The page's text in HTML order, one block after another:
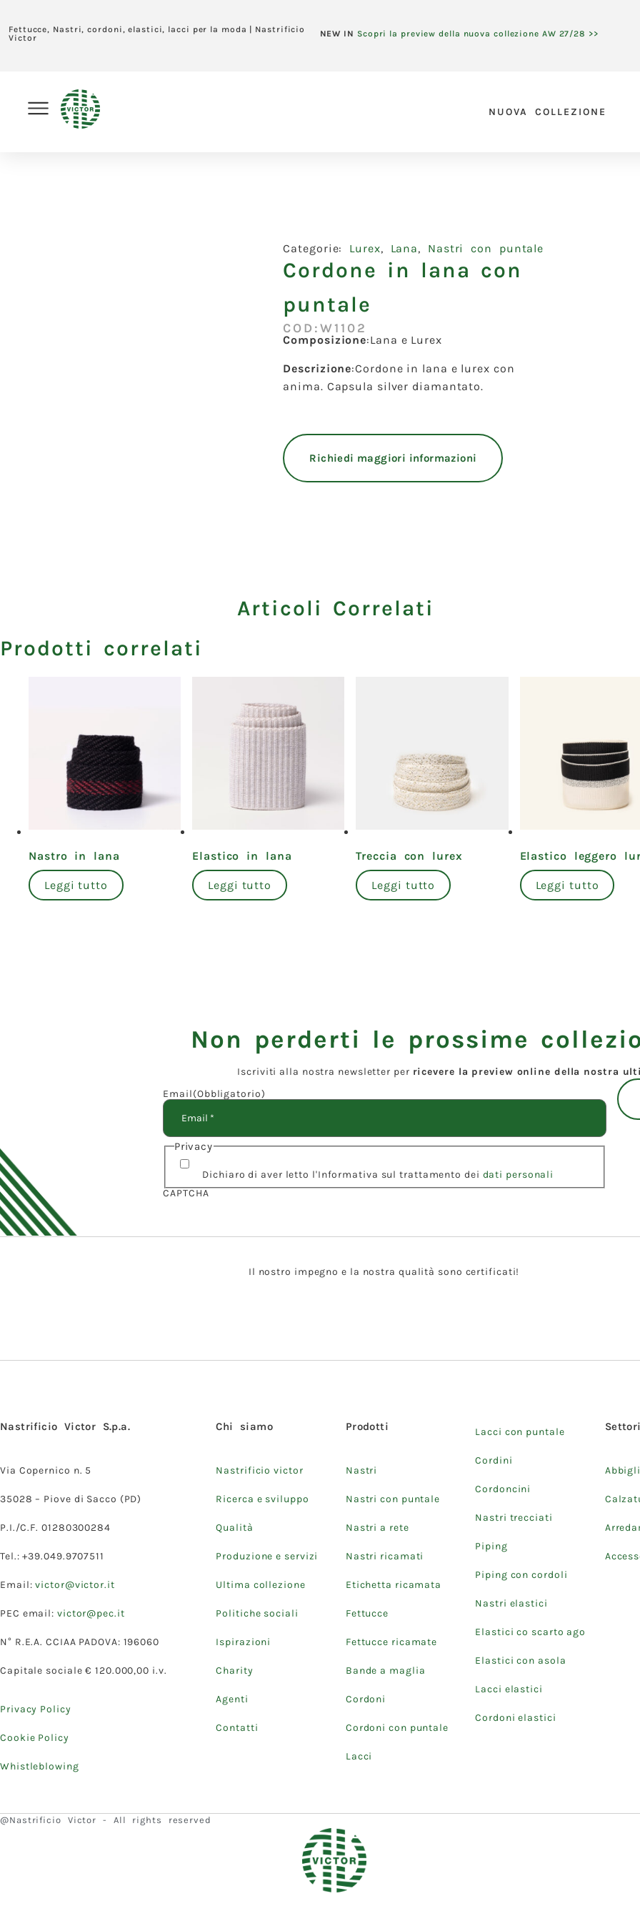
Fettucce, Nastri, cordoni, elastici, lacci per la moda | Nastrificio
Victor
NEW IN Scopri la preview della nuova collezione AW 27/28 >>
NUOVA COLLEZIONE
Categorie: Lurex, Lana, Nastri con puntale
Cordone in lana con
puntale
COD:W1102
Composizione:Lana e Lurex
Descrizione:Cordone in lana e lurex con
anima. Capsula silver diamantato.
Richiedi maggiori informazioni
Articoli Correlati
Prodotti correlati
Nastro in lana
Leggi tutto
Elastico in lana
Leggi tutto
Treccia con lurex
Leggi tutto
Elastico leggero
Leggi tutto
Non perderti le prossime
Iscriviti alla nostra newsletter per ricevere la preview online della nostra
Email(Obbligatorio)
Privacy
Dichiaro di aver letto l'Informativa sul trattamento dei dati personali
CAPTCHA
Il nostro impegno e la nostra qualità sono certificati!
Nastrificio Victor S.p.a.
Via Copernico n. 5
35028 – Piove di Sacco (PD)
P.I./C.F. 01280300284
Tel.: +39.049.9707511
Email:victor@victor.it
PEC email: victor@pec.it
N° R.E.A. CCIAA PADOVA: 196060
Capitale sociale € 120.000,00 i.v.
Privacy Policy
Cookie Policy
Whistleblowing
Chi siamo
Nastrificio victor
Ricerca e sviluppo
Qualità
Produzione e servizi
Ultima collezione
Politiche sociali
Ispirazioni
Charity
Agenti
Contatti
Prodotti
Nastri
Nastri con puntale
Nastri a rete
Nastri ricamati
Etichetta ricamata
Fettucce
Fettucce ricamate
Bande a maglia
Cordoni
Cordoni con puntale
Lacci
Lacci con puntale
Cordini
Cordoncini
Nastri trecciati
Piping
Piping con cordoli
Nastri elastici
Elastici co scarto ago
Elastici con asola
Lacci elastici
Cordoni elastici
@Nastrificio Victor - All rights reserved